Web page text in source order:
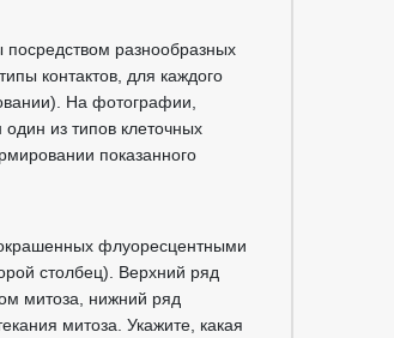
посредством разнообразных
контактов, для каждого
На фотографии,
из типов клеточных
показанного
флуоресцентными
столбец). Верхний ряд
митоза, нижний ряд
митоза. Укажите, какая